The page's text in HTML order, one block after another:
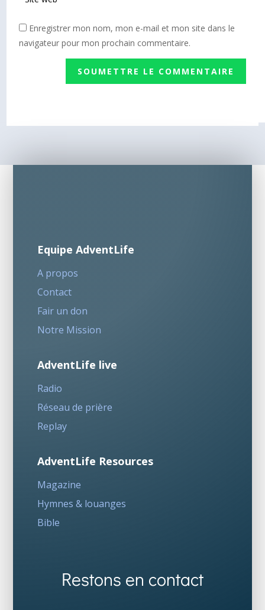
Enregistrer mon nom, mon e-mail et mon site dans le
navigateur pour mon prochain commentaire.
SOUMETTRE LE COMMENTAIRE
Equipe AdventLife
A propos
Contact
Fair un don
Notre Mission
AdventLife live
Radio
Réseau de prière
Replay
AdventLife Resources
Magazine
Hymnes & louanges
Bible
Restons en contact